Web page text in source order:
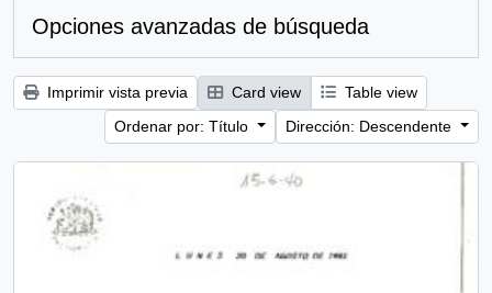
Opciones avanzadas de búsqueda
Imprimir vista previa Card view
Table view
Ordenar por: Título
Dirección: Descendente